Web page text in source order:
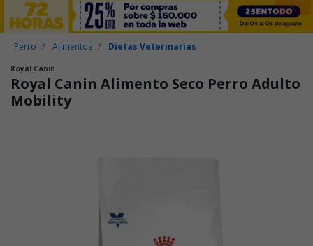
Perro Alimentos Dietas Veterinarias
Royal Canin
Royal Canin Alimento Seco Perro Adulto
Mobility